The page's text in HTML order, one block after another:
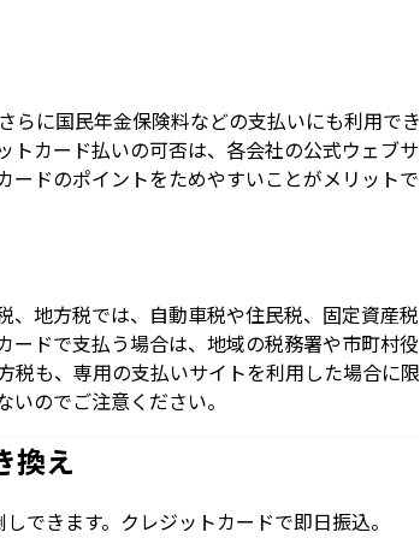
らに国民年金保険料などの支払いにも利用でき
トカード払いの可否は、各会社の公式ウェブサ
ードのポイントをためやすいことがメリットで
、地方税では、自動車税や住民税、固定資産税
ードで支払う場合は、地域の税務署や市町村役
税も、専用の支払いサイトを利用した場合に限
のでご注意ください。
換え
できます。 クレジットカードで即日振込。